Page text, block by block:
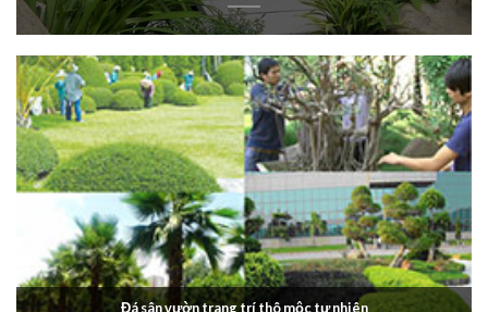
Đá sân vườn trang trí thô mộc tự nhiên